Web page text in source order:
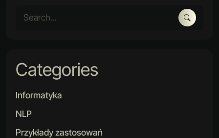
Categories
Informatyka
NLP
Przykłady zastosowań